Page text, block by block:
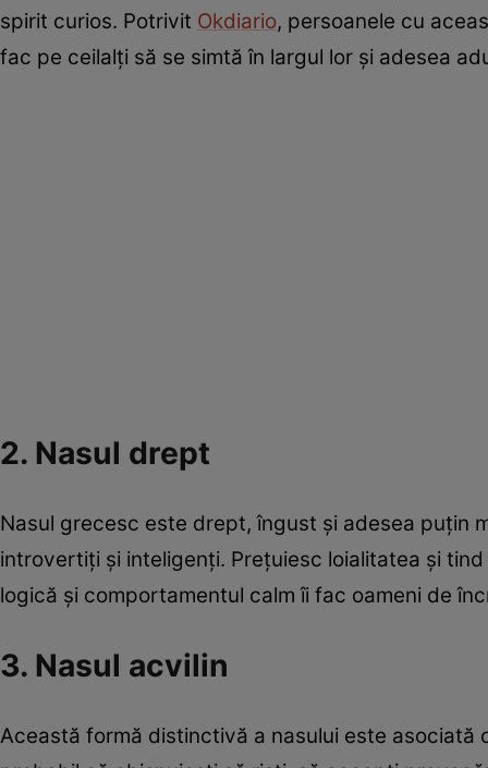
spirit curios. Potrivit Okdiario, persoanele cu
fac pe ceilalți să se simtă în largul lor și adesea
2. Nasul drept
Nasul grecesc este drept, îngust și adesea puțin
introvertiți şi inteligenți. Prețuiesc loialitatea și
logică și comportamentul calm îi fac oameni de
3. Nasul acvilin
Această formă distinctivă a nasului este